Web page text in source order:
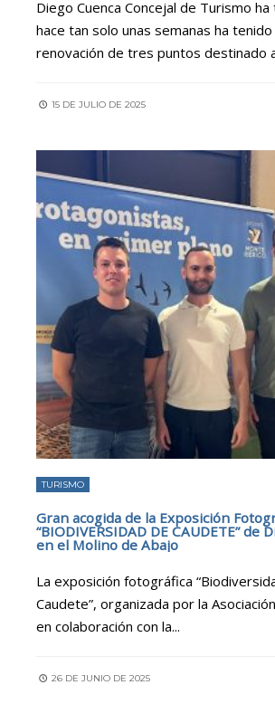
Diego Cuenca Concejal de Turismo
hace tan solo unas semanas ha tenido
renovación de tres puntos destinado
15 DE JULIO DE 2025
TURISMO
Gran acogida de la Exposición
“BIODIVERSIDAD DE CAUDETE” de
en el Molino de Abajo
La exposición fotográfica
Caudete”, organizada por la
en colaboración con la...
26 DE JUNIO DE 2025